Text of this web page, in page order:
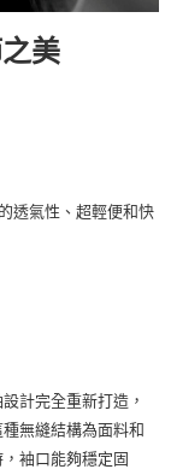
美
透氣性、超輕便和快
計完全重新打造，
無縫結構為面料和
袖口能夠穩定固